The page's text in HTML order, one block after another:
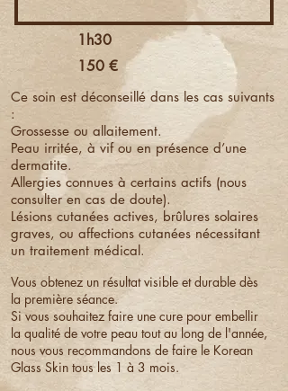
1h30
150 €
Ce soin est déconseillé dans les cas suivants
:
Grossesse ou allaitement.
Peau irritée, à vif ou en présence d’une
dermatite.
Allergies connues à certains actifs (nous
consulter en cas de doute).
Lésions cutanées actives, brûlures solaires
graves, ou affections cutanées nécessitant
un traitement médical.
Vous obtenez un résultat visible et durable dès
la première séance.
Si vous souhaitez faire une cure pour embellir
la qualité de votre peau tout au long de l'année,
nous vous recommandons de faire le Korean
Glass Skin tous les 1 à 3 mois.